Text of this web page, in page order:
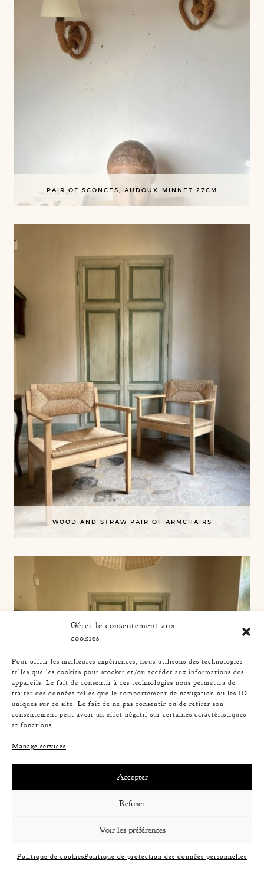
Gérer le consentement aux
cookies
Pour offrir les meilleures expériences, nous utilisons des technologies
telles que les cookies pour stocker et/ou accéder aux informations des
appareils. Le fait de consentir à ces technologies nous permettra de
traiter des données telles que le comportement de navigation ou les ID
uniques sur ce site. Le fait de ne pas consentir ou de retirer son
consentement peut avoir un effet négatif sur certaines caractéristiques
et fonctions.
Manage services
Accepter
Refuser
Voir les préférences
Politique de cookiesPolitique de protection des données personnelles
PAIR OF SCONCES, AUDOUX-MINNET 27CM
WOOD AND STRAW PAIR OF ARMCHAIRS
SET OF 6 CHAIRS, 1960